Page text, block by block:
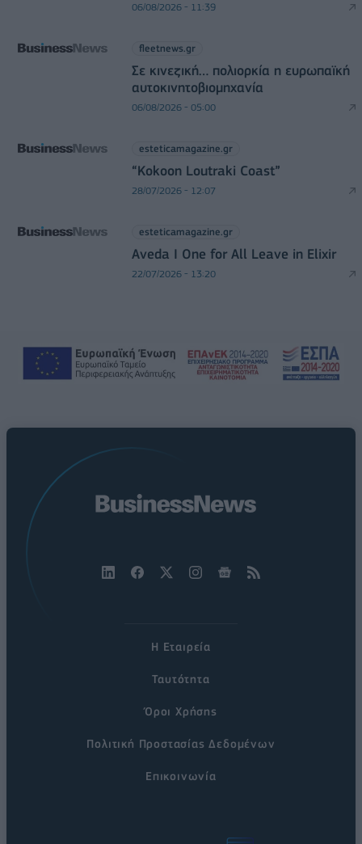
06/08/2026 - 11:39
fleetnews.gr
Σε κινεζική… πολιορκία η ευρωπαϊκή
αυτοκινητοβιομηχανία
06/08/2026 - 05:00
esteticamagazine.gr
“Kokoon Loutraki Coast”
28/07/2026 - 12:07
esteticamagazine.gr
Aveda I One for All Leave in Elixir
22/07/2026 - 13:20
Η Εταιρεία
Ταυτότητα
Όροι Χρήσης
Πολιτική Προστασίας Δεδομένων
Επικοινωνία